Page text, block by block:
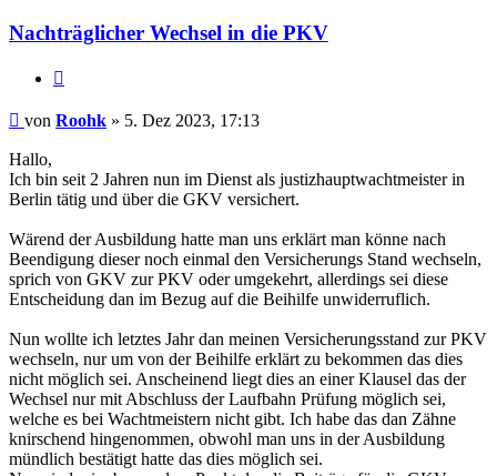
Nachträglicher Wechsel in die PKV
Beitrag
von Roohk » 5. Dez 2023, 17:13
Hallo,
Ich bin seit 2 Jahren nun im Dienst als justizhauptwachtmeister in
Berlin tätig und über die GKV versichert.
Wärend der Ausbildung hatte man uns erklärt man könne nach
Beendigung dieser noch einmal den Versicherungs Stand wechseln,
sprich von GKV zur PKV oder umgekehrt, allerdings sei diese
Entscheidung dan im Bezug auf die Beihilfe unwiderruflich.
Nun wollte ich letztes Jahr dan meinen Versicherungsstand zur PKV
wechseln, nur um von der Beihilfe erklärt zu bekommen das dies
nicht möglich sei. Anscheinend liegt dies an einer Klausel das der
Wechsel nur mit Abschluss der Laufbahn Prüfung möglich sei,
welche es bei Wachtmeistern nicht gibt. Ich habe das dan Zähne
knirschend hingenommen, obwohl man uns in der Ausbildung
mündlich bestätigt hatte das dies möglich sei.